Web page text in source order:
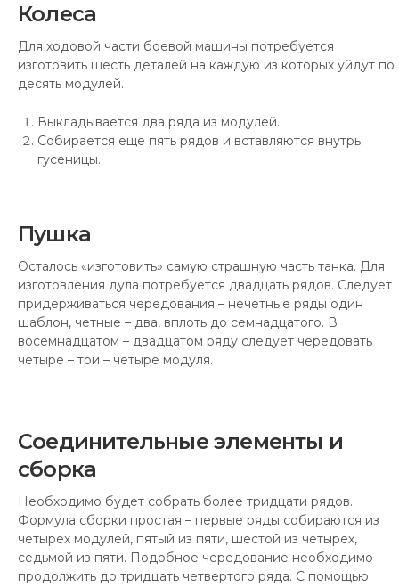
Колеса
Для ходовой части боевой машины потребуется
изготовить шесть деталей на каждую из которых уйдут по
десять модулей.
Выкладывается два ряда из модулей.
Собирается еще пять рядов и вставляются внутрь
гусеницы.
Пушка
Осталось «изготовить» самую страшную часть танка. Для
изготовления дула потребуется двадцать рядов. Следует
придерживаться чередования – нечетные ряды один
шаблон, четные – два, вплоть до семнадцатого. В
восемнадцатом – двадцатом ряду следует чередовать
четыре – три – четыре модуля.
Соединительные элементы и
сборка
Необходимо будет собрать более тридцати рядов.
Формула сборки простая – первые ряды собираются из
четырех модулей, пятый из пяти, шестой из четырех,
седьмой из пяти. Подобное чередование необходимо
продолжить до тридцать четвертого ряда. С помощью